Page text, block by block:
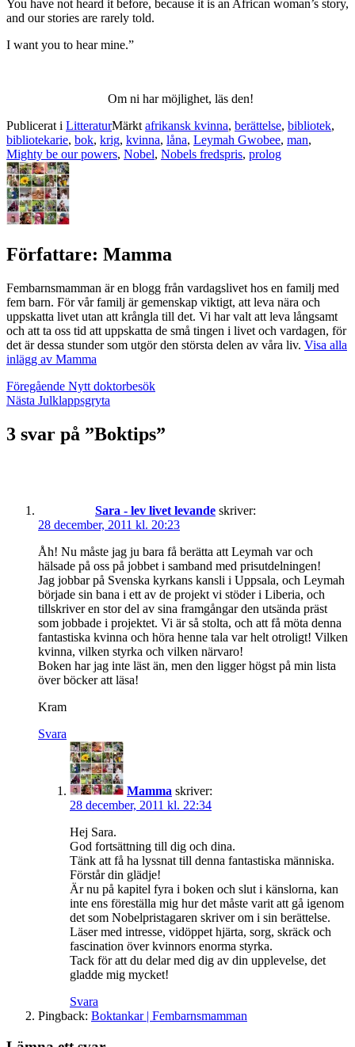
You have not heard it before, because it is an African woman’s story,
and our stories are rarely told.
I want you to hear mine.”
Om ni har möjlighet, läs den!
Publicerat i LitteraturMärkt afrikansk kvinna, berättelse, bibliotek,
bibliotekarie, bok, krig, kvinna, låna, Leymah Gwobee, man,
Mighty be our powers, Nobel, Nobels fredspris, prolog
Författare: Mamma
Fembarnsmamman är en blogg från vardagslivet hos en familj med
fem barn. För vår familj är gemenskap viktigt, att leva nära och
uppskatta livet utan att krångla till det. Vi har valt att leva långsamt
och att ta oss tid att uppskatta de små tingen i livet och vardagen, för
det är dessa stunder som utgör den största delen av våra liv. Visa alla
inlägg av Mamma
Inläggsnavigering
Föregående Nytt doktorbesök
Nästa Julklappsgryta
3 svar på ”Boktips”
Sara - lev livet levande skriver:
28 december, 2011 kl. 20:23
Åh! Nu måste jag ju bara få berätta att Leymah var och
hälsade på oss på jobbet i samband med prisutdelningen!
Jag jobbar på Svenska kyrkans kansli i Uppsala, och Leymah
började sin bana i ett av de projekt vi stöder i Liberia, och
tillskriver en stor del av sina framgångar den utsända präst
som jobbade i projektet. Vi är så stolta, och att få möta denna
fantastiska kvinna och höra henne tala var helt otroligt! Vilken
kvinna, vilken styrka och vilken närvaro!
Boken har jag inte läst än, men den ligger högst på min lista
över böcker att läsa!
Kram
Svara
Mamma skriver:
28 december, 2011 kl. 22:34
Hej Sara.
God fortsättning till dig och dina.
Tänk att få ha lyssnat till denna fantastiska människa.
Förstår din glädje!
Är nu på kapitel fyra i boken och slut i känslorna, kan
inte ens föreställa mig hur det måste varit att gå igenom
det som Nobelpristagaren skriver om i sin berättelse.
Läser med intresse, vidöppet hjärta, sorg, skräck och
fascination över kvinnors enorma styrka.
Tack för att du delar med dig av din upplevelse, det
gladde mig mycket!
Svara
Pingback: Boktankar | Fembarnsmamman